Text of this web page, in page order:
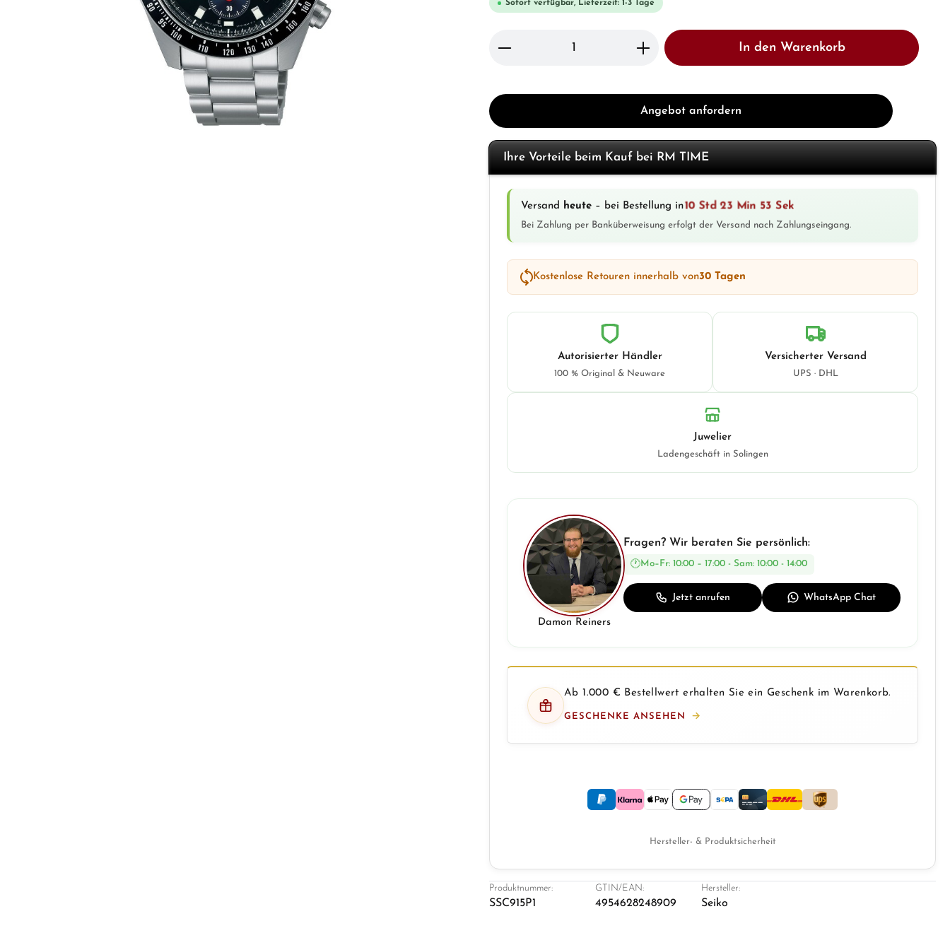
Sofort verfügbar, Lieferzeit: 1-3 Tage
Produkt Anzahl: Gib den gewünschten Wert ein oder
In den Warenkorb
Angebot anfordern
Ihre Vorteile beim Kauf bei RM TIME
Versand heute – bei Bestellung in10 Std 23 Min 50 Sek
Bei Zahlung per Banküberweisung erfolgt der Versand nach Zahlungseingang.
Kostenlose Retouren innerhalb von30 Tagen
Autorisierter Händler
100 % Original & Neuware
Versicherter Versand
UPS · DHL
Juwelier
Ladengeschäft in Solingen
Damon Reiners
Fragen? Wir beraten Sie persönlich:
Mo–Fr: 10:00 – 17:00 - Sam: 10:00 - 14:00
Jetzt anrufen WhatsApp Chat
Ab 1.000 € Bestellwert erhalten Sie ein Geschenk im Warenkorb.
GESCHENKE ANSEHEN
Hersteller- & Produktsicherheit
Produktnummer:
SSC915P1
GTIN/EAN:
4954628248909
Hersteller:
Seiko